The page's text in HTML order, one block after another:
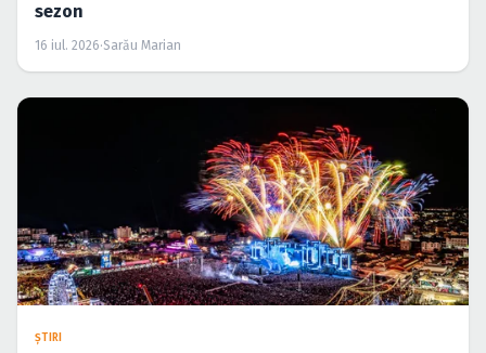
sezon
16 iul. 2026·Sarău Marian
ŞTIRI